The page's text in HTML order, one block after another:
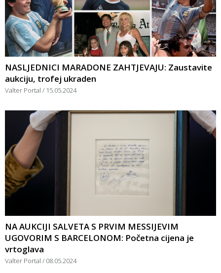
NASLJEDNICI MARADONE ZAHTJEVAJU: Zaustavite
aukciju, trofej ukraden
Valter Portal 15.05.2024
NA AUKCIJI SALVETA S PRVIM MESSIJEVIM
UGOVORIM S BARCELONOM: Početna cijena je
vrtoglava
Valter Portal 08.05.2024